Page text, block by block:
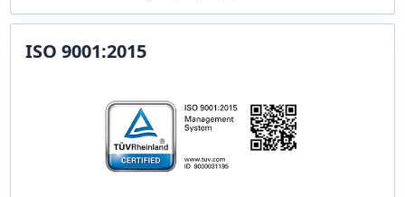
ISO 9001:2015